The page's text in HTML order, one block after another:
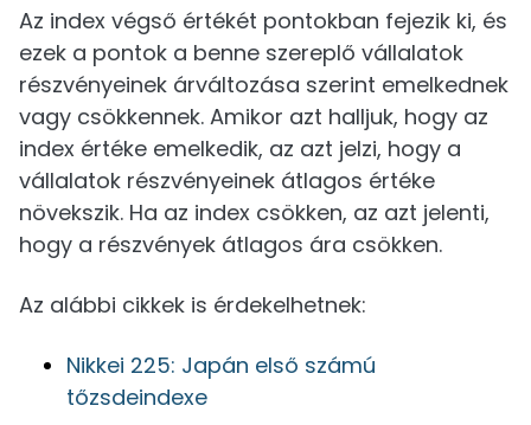
Az index végső értékét pontokban fejezik ki, és
ezek a pontok a benne szereplő vállalatok
részvényeinek árváltozása szerint emelkednek
vagy csökkennek. Amikor azt halljuk, hogy az
index értéke emelkedik, az azt jelzi, hogy a
vállalatok részvényeinek átlagos értéke
növekszik. Ha az index csökken, az azt jelenti,
hogy a részvények átlagos ára csökken.
Az alábbi cikkek is érdekelhetnek:
Nikkei 225: Japán első számú
tőzsdeindexe